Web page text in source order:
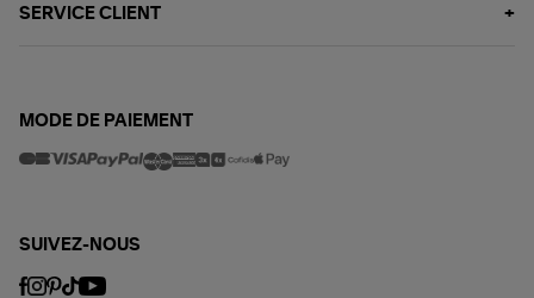
SERVICE CLIENT
MODE DE PAIEMENT
SUIVEZ-NOUS